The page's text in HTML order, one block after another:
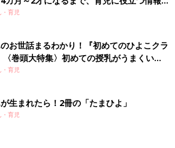
・育児
お世話まるわかり！『初めてのひよこクラ
〈巻頭大特集〉初めての授乳がうまくい
い・ミルクの基本と夏のトラブル 解決テ
・育児
生まれたら！2冊の「たまひよ」
・育児